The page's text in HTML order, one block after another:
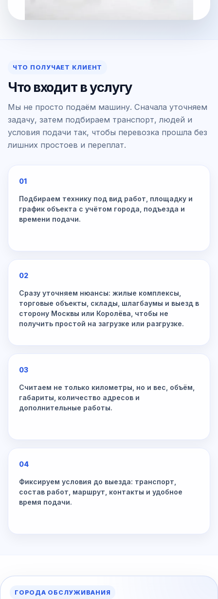
ЧТО ПОЛУЧАЕТ КЛИЕНТ
Что входит в услугу
Мы не просто подаём машину. Сначала уточняем
задачу, затем подбираем транспорт, людей и
условия подачи так, чтобы перевозка прошла без
лишних простоев и переплат.
01
Подбираем технику под вид работ, площадку и
график объекта с учётом города, подъезда и
времени подачи.
02
Сразу уточняем нюансы: жилые комплексы,
торговые объекты, склады, шлагбаумы и выезд в
сторону Москвы или Королёва, чтобы не
получить простой на загрузке или разгрузке.
03
Считаем не только километры, но и вес, объём,
габариты, количество адресов и
дополнительные работы.
04
Фиксируем условия до выезда: транспорт,
состав работ, маршрут, контакты и удобное
время подачи.
ГОРОДА ОБСЛУЖИВАНИЯ